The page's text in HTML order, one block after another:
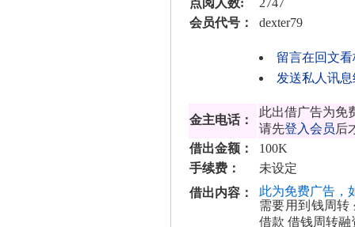
点阅人数:
2747
会员代号：
dexter79
留言在回文看
发送私人讯息
金主电话：
此出借广告为免
请先登入会员后
借出金额：
100K
手续费：
未设定
借出内容：
此为免费广告，
需要用到钱周转
借款 借钱周转